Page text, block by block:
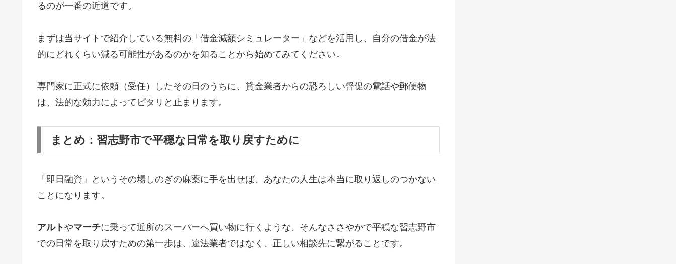
るのが一番の近道です。
まずは当サイトで紹介している無料の「借金減額シミュレーター」などを活用し、自分の借金が法
的にどれくらい減る可能性があるのかを知ることから始めてみてください。
専門家に正式に依頼（受任）したその日のうちに、貸金業者からの恐ろしい督促の電話や郵便物
は、法的な効力によってピタリと止まります。
まとめ：習志野市で平穏な日常を取り戻すために
「即日融資」というその場しのぎの麻薬に手を出せば、あなたの人生は本当に取り返しのつかない
ことになります。
アルトやマーチに乗って近所のスーパーへ買い物に行くような、そんなささやかで平穏な習志野市
での日常を取り戻すための第一歩は、違法業者ではなく、正しい相談先に繋がることです。